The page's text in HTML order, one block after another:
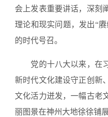
会上发表重要讲话，深刻
理论和现实问题，发出“
的时代号召。
党的十八大以来，在习
新时代文化建设守正创新
文化活力迸发，一幅古老
丽图景在神州大地徐徐铺展